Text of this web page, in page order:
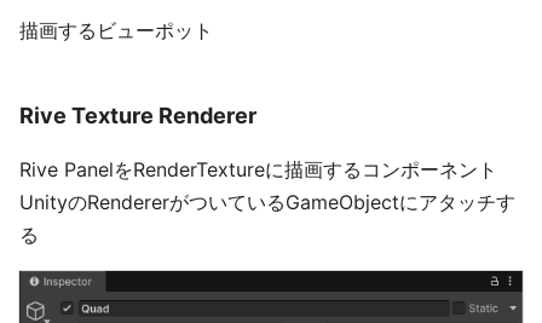
描画するビューポット
Rive Texture Renderer
Rive PanelをRenderTextureに描画するコンポーネント
UnityのRendererがついているGameObjectにアタッチす
る